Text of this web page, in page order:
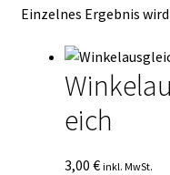
Kasse
Mein Konto
Mein Konto
Vertrag widerrufen
Einzelnes Ergebnis
eich
3,00 € inkl. MwSt.